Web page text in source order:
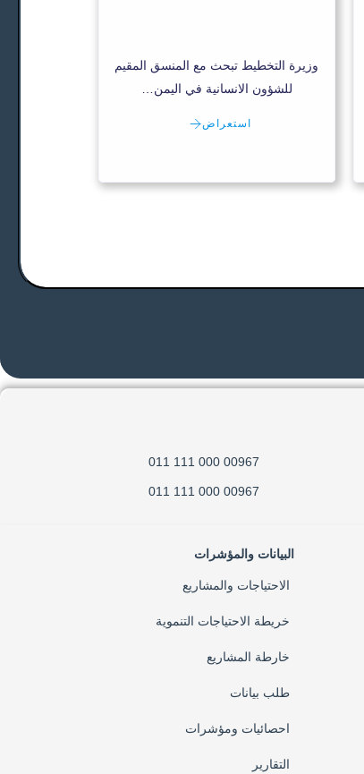
وزيرة التخطيط تبحث مع المنسق المقيم
للشؤون الانسانية في اليمن…
استعراض
00967 000 111 011
00967 000 111 011
البيانات والمؤشرات
الاحتياجات والمشاريع
خريطة الاحتياجات التنموية
خارطة المشاريع
طلب بيانات
احصائيات ومؤشرات
التقارير